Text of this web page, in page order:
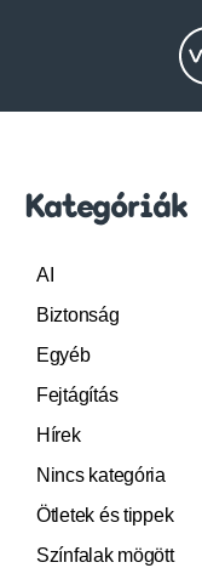
Kategóriák
AI
Biztonság
Egyéb
Fejtágítás
Hírek
Nincs kategória
Ötletek és tippek
Színfalak mögött